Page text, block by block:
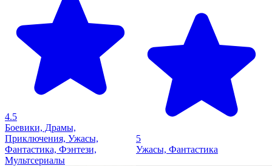
4.5
Боевики, Драмы,
Приключения, Ужасы,
Фантастика, Фэнтези,
Мультсериалы
5
Ужасы, Фантастика